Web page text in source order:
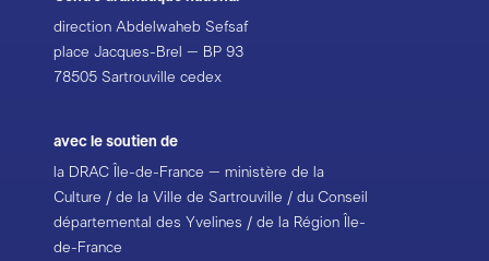
direction Abdelwaheb Sefsaf
place Jacques-Brel – BP 93
78505 Sartrouville cedex
avec le soutien de
la DRAC Île-de-France – ministère de la
Culture / de la Ville de Sartrouville / du Conseil
départemental des Yvelines / de la Région Île-
de-France